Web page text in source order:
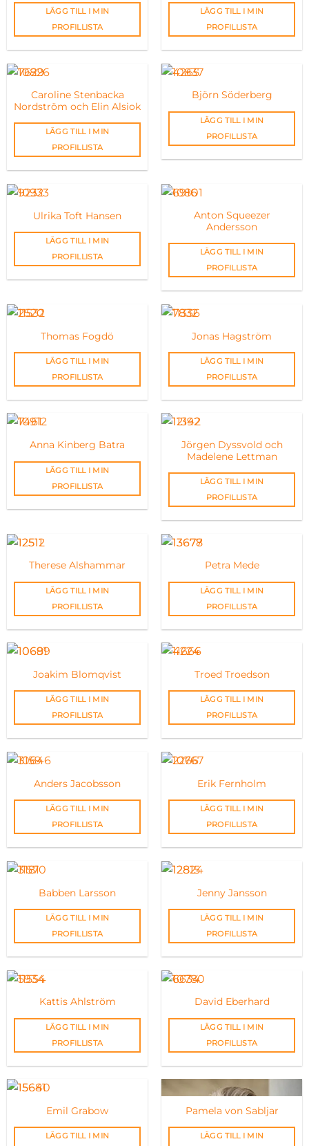
LÄGG TILL I MIN
PROFILLISTA
LÄGG TILL I MIN
PROFILLISTA
Caroline Stenbacka
Nordström och Elin Alsiok
LÄGG TILL I MIN
PROFILLISTA
Björn Söderberg
LÄGG TILL I MIN
PROFILLISTA
Ulrika Toft Hansen
LÄGG TILL I MIN
PROFILLISTA
Anton Squeezer
Andersson
LÄGG TILL I MIN
PROFILLISTA
Thomas Fogdö
LÄGG TILL I MIN
PROFILLISTA
Jonas Hagström
LÄGG TILL I MIN
PROFILLISTA
Anna Kinberg Batra
LÄGG TILL I MIN
PROFILLISTA
Jörgen Dyssvold och
Madelene Lettman
LÄGG TILL I MIN
PROFILLISTA
Therese Alshammar
LÄGG TILL I MIN
PROFILLISTA
Petra Mede
LÄGG TILL I MIN
PROFILLISTA
Joakim Blomqvist
LÄGG TILL I MIN
PROFILLISTA
Troed Troedson
LÄGG TILL I MIN
PROFILLISTA
Anders Jacobsson
LÄGG TILL I MIN
PROFILLISTA
Erik Fernholm
LÄGG TILL I MIN
PROFILLISTA
Babben Larsson
LÄGG TILL I MIN
PROFILLISTA
Jenny Jansson
LÄGG TILL I MIN
PROFILLISTA
Kattis Ahlström
LÄGG TILL I MIN
PROFILLISTA
David Eberhard
LÄGG TILL I MIN
PROFILLISTA
Emil Grabow
LÄGG TILL I MIN
Pamela von Sabljar
LÄGG TILL I MIN